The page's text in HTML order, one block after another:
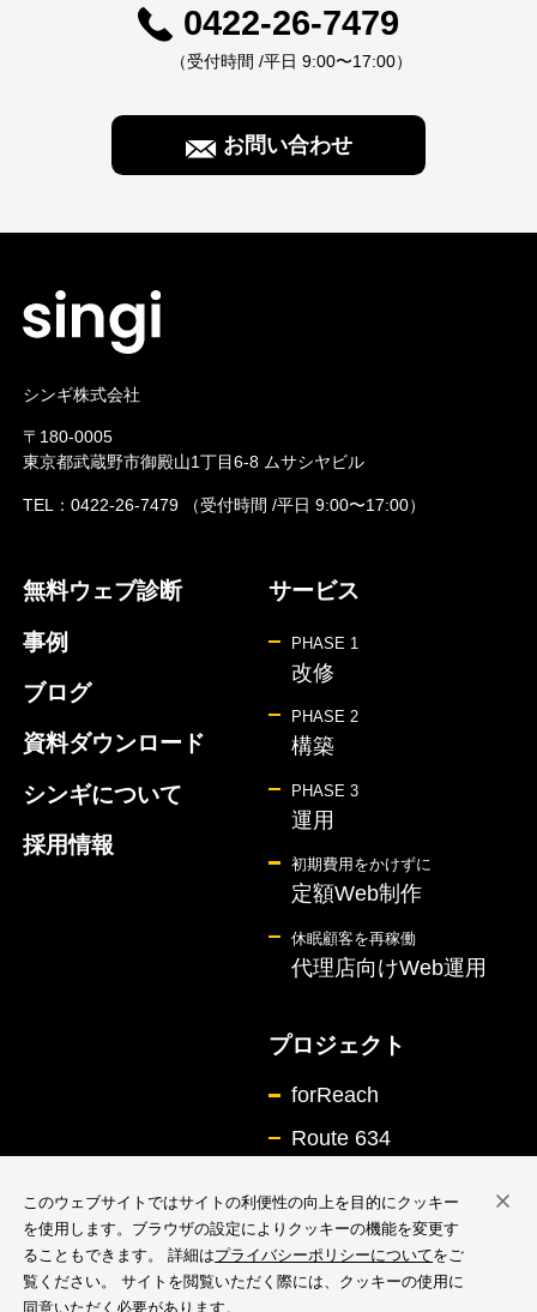
0422-26-7479
（受付時間 /平日 9:00〜17:00）
お問い合わせ
シンギ株式会社
〒180-0005
東京都武蔵野市御殿山1丁目6-8 ムサシヤビル
TEL：0422-26-7479 （受付時間 /平日 9:00〜17:00）
無料ウェブ診断
事例
ブログ
資料ダウンロード
シンギについて
採用情報
サービス
PHASE 1
改修
PHASE 2
構築
PHASE 3
運用
初期費用をかけずに
定額Web制作
休眠顧客を再稼働
代理店向けWeb運用
プロジェクト
forReach
Route 634
情報セキュリティ基本方針
このウェブサイトではサイトの利便性の向上を目的にクッキー
を使用します。ブラウザの設定によりクッキーの機能を変更す
ることもできます。 詳細はプライバシーポリシーについてをご
覧ください。 サイトを閲覧いただく際には、クッキーの使用に
同意いただく必要があります。